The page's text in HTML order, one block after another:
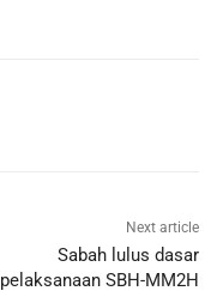
Next article
Sabah lulus dasar
pelaksanaan SBH-MM2H